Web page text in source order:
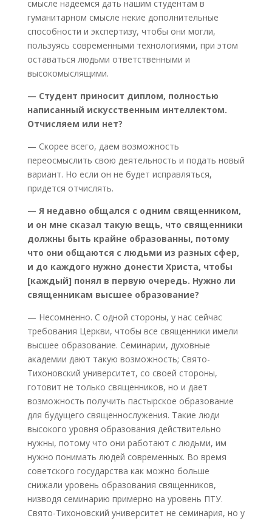
смысле надеемся дать нашим студентам в
гуманитарном смысле некие дополнительные
способности и экспертизу, чтобы они могли,
пользуясь современными технологиями, при этом
оставаться людьми ответственными и
высокомыслящими.
— Студент приносит диплом, полностью
написанный искусственным интеллектом.
Отчисляем или нет?
— Скорее всего, даем возможность
переосмыслить свою деятельность и подать новый
вариант. Но если он не будет исправляться,
придется отчислять.
— Я недавно общался с одним священником,
и он мне сказал такую вещь, что священники
должны быть крайне образованны, потому
что они общаются с людьми из разных сфер,
и до каждого нужно донести Христа, чтобы
[каждый] понял в первую очередь. Нужно ли
священникам высшее образование?
— Несомненно. С одной стороны, у нас сейчас
требования Церкви, чтобы все священники имели
высшее образование. Семинарии, духовные
академии дают такую возможность; Свято-
Тихоновский университет, со своей стороны,
готовит не только священников, но и дает
возможность получить пастырское образование
для будущего священнослужения. Такие люди
высокого уровня образования действительно
нужны, потому что они работают с людьми, им
нужно понимать людей современных. Во время
советского государства как можно больше
снижали уровень образования священников,
низводя семинарию примерно на уровень ПТУ.
Свято-Тихоновский университет не семинария, но у